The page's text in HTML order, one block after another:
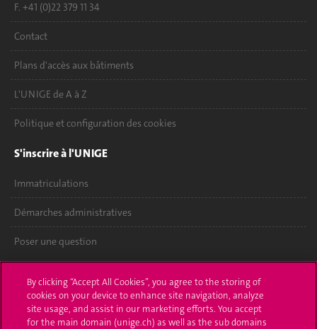
F. +41 (0)22 379 11 34
Contact
Plans d'accès aux bâtiments
L'UNIGE de A à Z
Politique et configuration des cookies
S'inscrire à l'UNIGE
Immatriculations
Démarches administratives
Poser une question
UNIGE Mobile
By clicking “Accept All Cookies”, you agree to the storing of
cookies on your device to enhance site navigation, analyze
site usage, and assist in our marketing efforts. You accept
for the main domain (unige.ch) as well as the sub domains